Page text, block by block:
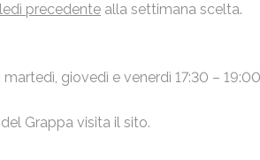
precedente alla settimana scelta.
giovedì e venerdì 17:30 –
Grappa visita il sito.